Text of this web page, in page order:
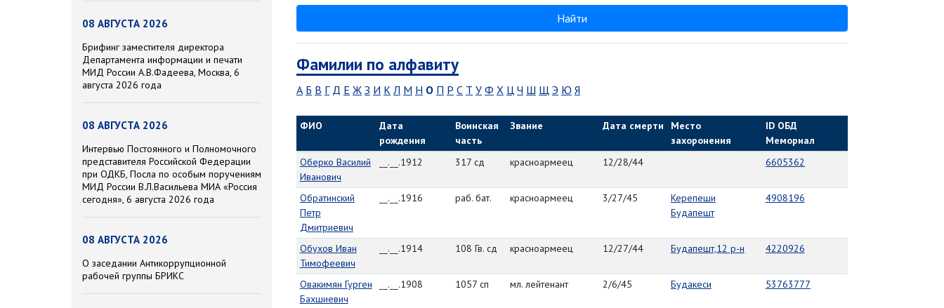
08 АВГУСТА 2026
Брифинг заместителя директора
Департамента информации и печати
МИД России А.В.Фадеева, Москва, 6
августа 2026 года
08 АВГУСТА 2026
Интервью Постоянного и Полномочного
представителя Российской Федерации
при ОДКБ, Посла по особым поручениям
МИД России В.Л.Васильева МИА «Россия
сегодня», 6 августа 2026 года
08 АВГУСТА 2026
О заседании Антикоррупционной
рабочей группы БРИКС
Найти
Фамилии по алфавиту
А Б В Г Д Е Ж З И К Л М Н О П Р С Т У Ф Х Ц Ч Ш Щ Э Ю Я
ФИО
Дата
рождения
Воинская
часть
Звание Дата смерти
Место
захоронения
ID ОБД
Мемориал
Оберко Василий
Иванович
__.__.1912 317 сд красноармеец 12/28/44 6605362
Обратинский
Петр
Дмитриевич
__.__.1916 раб. бат. красноармеец 3/27/45
Керепеши
Будапешт
4908196
Обухов Иван
Тимофеевич
__.__.1914 108 Гв. сд красноармеец 12/27/44 Будапешт,12 р-н 4220926
Овакимян Гурген
Бахшиевич
__.__.1908 1057 сп мл. лейтенант 2/6/45 Будакеси 53763777